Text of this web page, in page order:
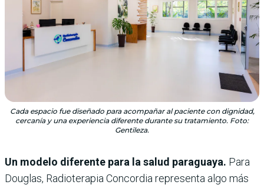
Cada espacio fue diseñado para acompañar al paciente con dignidad,
cercanía y una experiencia diferente durante su tratamiento. Foto:
Gentileza.
Un modelo diferente para la salud paraguaya. Para
Douglas, Radioterapia Concordia representa algo más